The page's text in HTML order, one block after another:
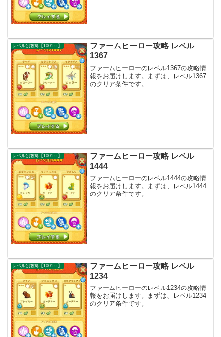
レベル別攻略【1001～】
ファームヒーロー攻略 レベル
1367
ファームヒーローのレベル1367の攻略情
報をお届けします。まずは、レベル1367
のクリア条件です。
レベル別攻略【1001～】
ファームヒーロー攻略 レベル
1444
ファームヒーローのレベル1444の攻略情
報をお届けします。まずは、レベル1444
のクリア条件です。
レベル別攻略【1001～】
ファームヒーロー攻略 レベル
1234
ファームヒーローのレベル1234の攻略情
報をお届けします。まずは、レベル1234
のクリア条件です。